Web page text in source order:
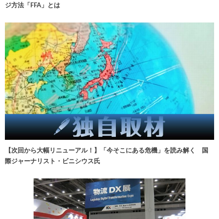
ジ方法「FFA」とは
【次回から大幅リニューアル！】「今そこにある危機」を読み解く 国
際ジャーナリスト・ビニシウス氏